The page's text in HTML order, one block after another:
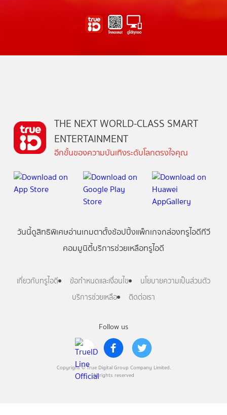
Follow us
Copyright © True Digital Group Company Limited.
All rights reserved
THE NEXT WORLD-CLASS SMART
ENTERTAINMENT
อีกขั้นของความบันเทิงระดับโลกตรงใจคุณ
วันนี้ดูสิทธิพิเศษอ่านเกมตาตั้งช้อปปิ้งแพ็กเกจกล่องทรูไอดีทีวี
คอมมูนิตี้บริการช่วยเหลือทรูไอดี
เกี่ยวกับทรูไอดี ข้อกำหนดและเงื่อนไข
นโยบายความเป็นส่วนตัว
บริการช่วยเหลือ
ติดต่อเรา